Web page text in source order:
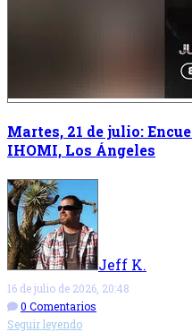
Martes, 21 de julio:
IHOMI, Los Ángeles
Jeff K.
16 de julio de 2026, 20:48
0 Comentarios
Seguir leyendo